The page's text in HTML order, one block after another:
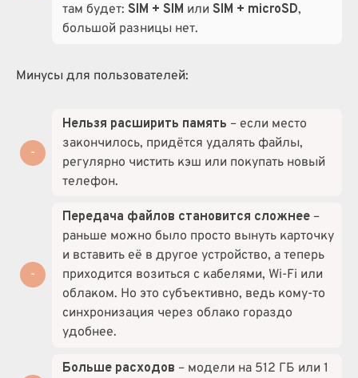
там будет: SIM + SIM или SIM + microSD,
большой разницы нет.
Минусы для пользователей:
Нельзя расширить память – если место
закончилось, придётся удалять файлы,
регулярно чистить кэш или покупать новый
телефон.
Передача файлов становится сложнее–
раньше можно было просто вынуть карточку
и вставить её в другое устройство, а теперь
приходится возиться с кабелями, Wi-Fi или
облаком. Но это субъективно, ведь кому-то
синхронизация через облако гораздо
удобнее.
Больше расходов – модели на 512 ГБ или 1